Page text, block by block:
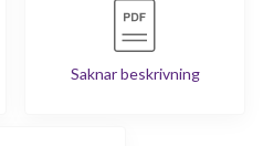
Saknar beskrivning